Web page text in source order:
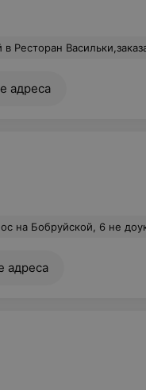
драниками, а возможно в целом блюдо,не знаю. В общем неприятный поход. Следите за продуктами,таких ситуаций не должно быть. Прежде чем писать отзыв,уточнила у
адреса
соусов не положили. Кассир Товстыка А. 09.01.2019. Если бы это один раз было. Постоянно на Бобруйской, 6 такое
адреса